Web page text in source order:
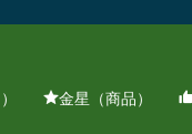
金星（商品）